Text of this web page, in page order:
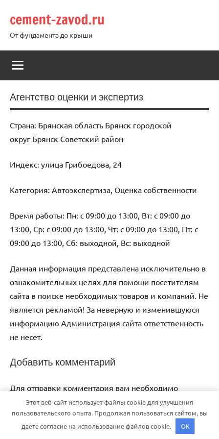
содержимому
cement-zavod.ru
От фундамента до крыши
Агентство оценки и экспертиз
Страна: Брянская область Брянск городской
округ Брянск Советский район
Индекс: улица Грибоедова, 24
Категория: Автоэкспертиза, Оценка собственности
Время работы: Пн: с 09:00 до 13:00, Вт: с 09:00 до
13:00, Ср: с 09:00 до 13:00, Чт: с 09:00 до 13:00, Пт: с
09:00 до 13:00, Сб: выходной, Вс: выходной
Данная информация представлена исключительно в
ознакомительных целях для помощи посетителям
сайта в поиске необходимых товаров и компаний. Не
является рекламой! За неверную и изменившуюся
информацию Администрация сайта ответственность
не несет.
Добавить комментарий
Для отправки комментария вам необходимо
авторизоваться
Тема WordPress: Dynamico от ThemeZee.
Этот веб-сайт использует файлы cookie для улучшения
пользовательского опыта. Продолжая пользоваться сайтом, вы
даете согласие на использование файлов cookie.
OK